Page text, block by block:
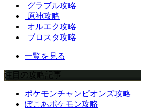
グラブル攻略
原神攻略
オルエク攻略
ブロスタ攻略
一覧を見る
注目の攻略記事
ポケモンチャンピオンズ攻略
ぽこあポケモン攻略